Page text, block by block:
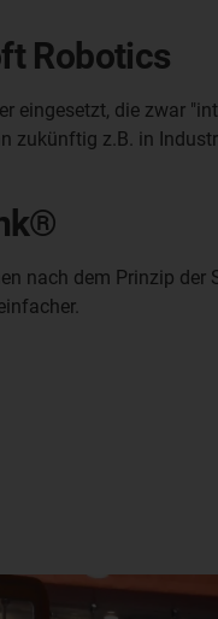
Robotics
eingesetzt, die zwar
zukünftig z.B. in
nach dem Prinzip